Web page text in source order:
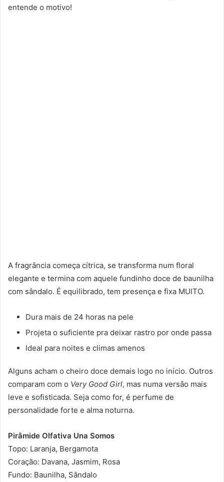
entende o motivo!
A fragrância começa cítrica, se transforma num floral
elegante e termina com aquele fundinho doce de baunilha
com sândalo. É equilibrado, tem presença e fixa MUITO.
Dura mais de 24 horas na pele
Projeta o suficiente pra deixar rastro por onde passa
Ideal para noites e climas amenos
Alguns acham o cheiro doce demais logo no início. Outros
comparam com o Very Good Girl, mas numa versão mais
leve e sofisticada. Seja como for, é perfume de
personalidade forte e alma noturna.
Pirâmide Olfativa Una Somos
Topo: Laranja, Bergamota
Coração: Davana, Jasmim, Rosa
Fundo: Baunilha, Sândalo